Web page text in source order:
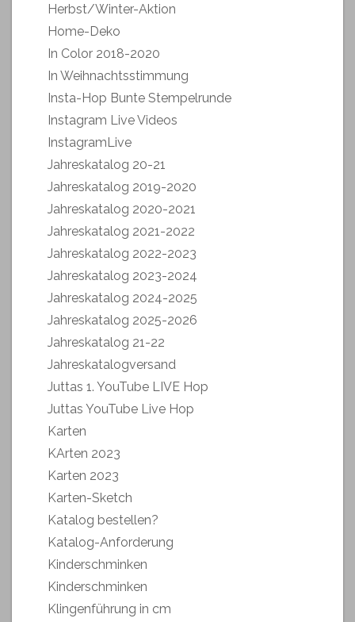
Herbst/Winter-Aktion
Home-Deko
In Color 2018-2020
In Weihnachtsstimmung
Insta-Hop Bunte Stempelrunde
Instagram Live Videos
InstagramLive
Jahreskatalog 20-21
Jahreskatalog 2019-2020
Jahreskatalog 2020-2021
Jahreskatalog 2021-2022
Jahreskatalog 2022-2023
Jahreskatalog 2023-2024
Jahreskatalog 2024-2025
Jahreskatalog 2025-2026
Jahreskatalog 21-22
Jahreskatalogversand
Juttas 1. YouTube LIVE Hop
Juttas YouTube Live Hop
Karten
KArten 2023
Karten 2023
Karten-Sketch
Katalog bestellen?
Katalog-Anforderung
Kinderschminken
Kinderschminken
Klingenführung in cm